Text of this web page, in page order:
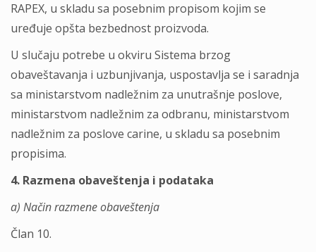
RAPEX, u skladu sa posebnim propisom kojim se
uređuje opšta bezbednost proizvoda.
U slučaju potrebe u okviru Sistema brzog
obaveštavanja i uzbunjivanja, uspostavlja se i saradnja
sa ministarstvom nadležnim za unutrašnje poslove,
ministarstvom nadležnim za odbranu, ministarstvom
nadležnim za poslove carine, u skladu sa posebnim
propisima.
4. Razmena obaveštenja i podataka
a) Način razmene obaveštenja
Član 10.